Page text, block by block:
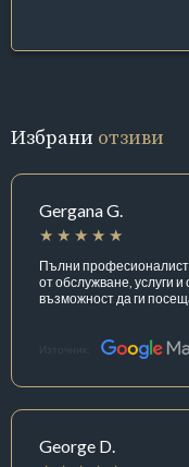
Избрани отзиви
Gergana G.
Пълни
от обслужване, услуги
възможност да ги
Източник:
George D.